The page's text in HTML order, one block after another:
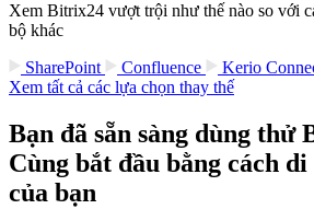
Xem Bitrix24 vượt trội như thế nào so với
bộ khác
SharePoint
Confluence Kerio
Xem tất cả các lựa chọn thay thế
Bạn đã sẵn sàng dùng thử
Cùng bắt đầu bằng cách
của bạn